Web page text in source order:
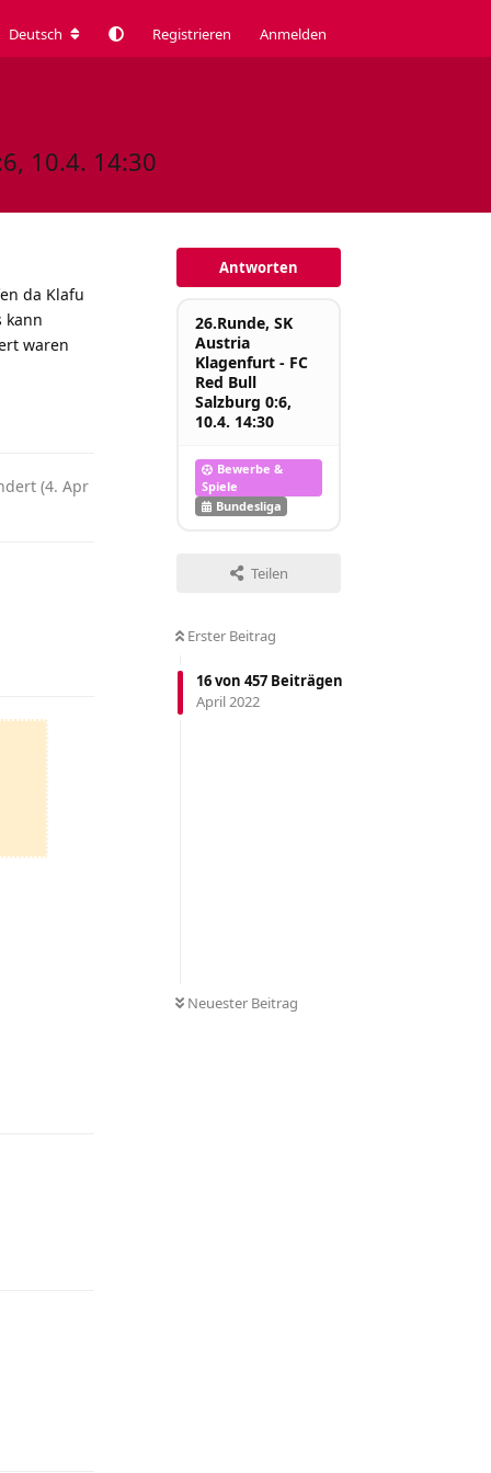
Deutsch Registrieren Anmelden
10.4. 14:30
Antworten
26.Runde, SK
Austria
Klagenfurt - FC
Red Bull
Salzburg 0:6,
10.4. 14:30
Bewerbe &
Spiele
Bundesliga
Teilen
Erster Beitrag
16von 457 Beiträgen
April 2022
Neuester Beitrag
da Klafu
kann
waren
(4. Apr